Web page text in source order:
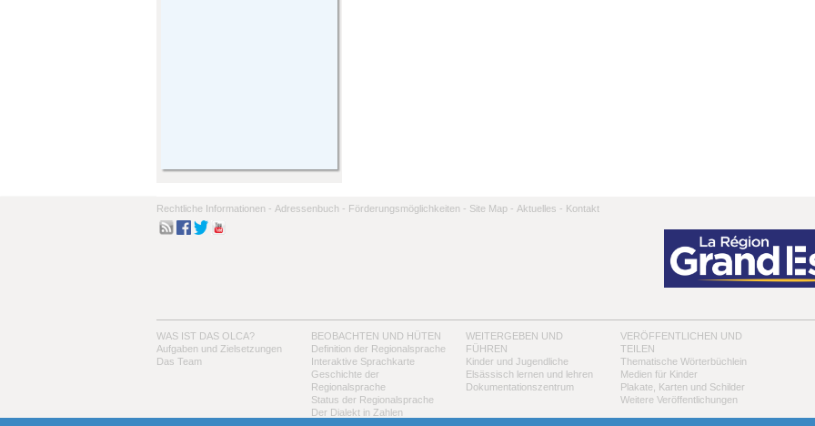
Rechtliche Informationen - Adressenbuch - Förderungsmöglichkeiten - Site Map - Aktuelles - Kontakt
WAS IST DAS OLCA?
Aufgaben und Zielsetzungen
Das Team
BEOBACHTEN UND HÜTEN
Definition der Regionalsprache
Interaktive Sprachkarte
Geschichte der
Regionalsprache
Status der Regionalsprache
Der Dialekt in Zahlen
WEITERGEBEN UND
FÜHREN
Kinder und Jugendliche
Elsässisch lernen und lehren
Dokumentationszentrum
VERÖFFENTLICHEN UND
TEILEN
Thematische Wörterbüchlein
Medien für Kinder
Plakate, Karten und Schilder
Weitere Veröffentlichungen